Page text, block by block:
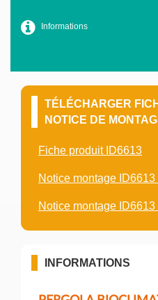
Informations
TÉLÉCHARGER
NOTICE DE
Fiche produit ID6613
Notice montage ID6613
Notice montage ID6613
INFORMATIONS